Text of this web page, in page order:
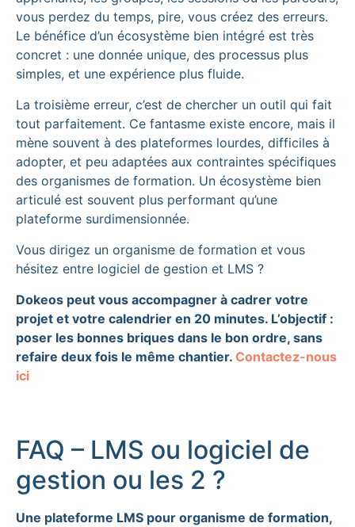
vous perdez du temps, pire, vous créez des erreurs.
Le bénéfice d’un écosystème bien intégré est très
concret : une donnée unique, des processus plus
simples, et une expérience plus fluide.
La troisième erreur, c’est de chercher un outil qui fait
tout parfaitement. Ce fantasme existe encore, mais il
mène souvent à des plateformes lourdes, difficiles à
adopter, et peu adaptées aux contraintes spécifiques
des organismes de formation. Un écosystème bien
articulé est souvent plus performant qu’une
plateforme surdimensionnée.
Vous dirigez un organisme de formation et vous
hésitez entre logiciel de gestion et LMS ?
Dokeos peut vous accompagner à cadrer votre
projet et votre calendrier en 20 minutes. L’objectif :
poser les bonnes briques dans le bon ordre, sans
refaire deux fois le même chantier. Contactez-nous
ici
FAQ – LMS ou logiciel de
gestion ou les 2 ?
Une plateforme LMS pour organisme de formation,